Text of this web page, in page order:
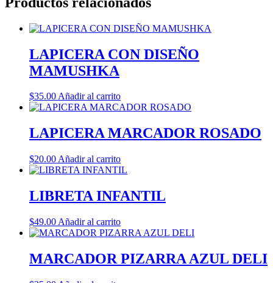
LAPICERA CON DISEÑO
MAMUSHKA
$35.00Añadir al carrito
LAPICERA MARCADOR ROSADO
$20.00 Añadir al carrito
LIBRETA INFANTIL
$49.00 Añadir al carrito
MARCADOR PIZARRA AZUL DELI